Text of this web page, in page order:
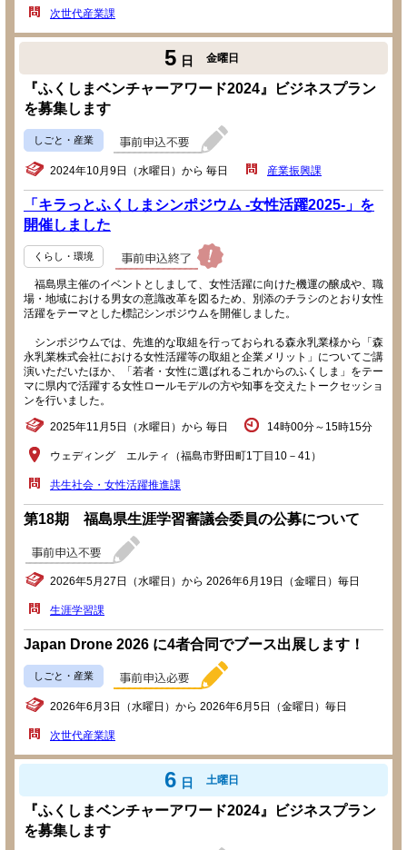
次世代産業課
5 日 金曜日
『ふくしまベンチャーアワード2024』ビジネスプラン
を募集します
しごと・産業
2024年10月9日（水曜日）から 毎日 産業振興課
「キラっとふくしまシンポジウム -女性活躍2025-」を
開催しました
くらし・環境
福島県主催のイベントとしまして、女性活躍に向けた機運の醸成や、職
場・地域における男女の意識改革を図るため、別添のチラシのとおり女性
活躍をテーマとした標記シンポジウムを開催しました。
シンポジウムでは、先進的な取組を行っておられる森永乳業様から「森
永乳業株式会社における女性活躍等の取組と企業メリット」についてご講
演いただいたほか、「若者・女性に選ばれるこれからのふくしま」をテー
マに県内で活躍する女性ロールモデルの方や知事を交えたトークセッショ
ンを行いました。
2025年11月5日（水曜日）から 毎日 14時00分～15時15分
ウェディング エルティ（福島市野田町1丁目10－41）
共生社会・女性活躍推進課
第18期 福島県生涯学習審議会委員の公募について
2026年5月27日（水曜日）から 2026年6月19日（金曜日）毎日
生涯学習課
Japan Drone 2026 に4者合同でブース出展します！
しごと・産業
2026年6月3日（水曜日）から 2026年6月5日（金曜日）毎日
次世代産業課
6 日 土曜日
『ふくしまベンチャーアワード2024』ビジネスプラン
を募集します